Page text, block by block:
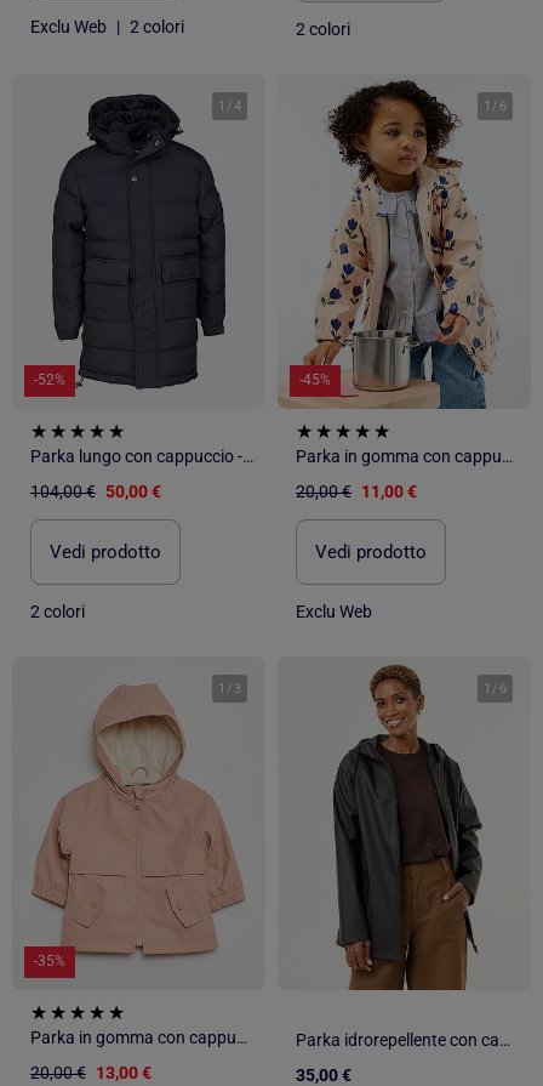
Exclu Web | 2 colori 2 colori
1 /4
-52%
Parka lungo con cappuccio - Kizco
104,00 € 50,00 €
Vedi prodotto
2 colori
1 / 6
-45%
Parka in gomma con cappuccio
20,00 € 11,00 €
Vedi prodotto
Exclu Web
1 / 3
-35%
Parka in gomma con cappuccio
20,00 € 13,00 €
1 / 6
Parka idrorepellente con cappuccio
35,00 €